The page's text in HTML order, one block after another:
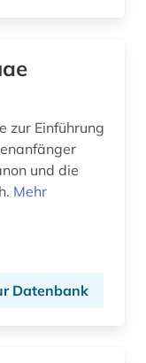
zur Einführung
und die
Mehr
Datenbank